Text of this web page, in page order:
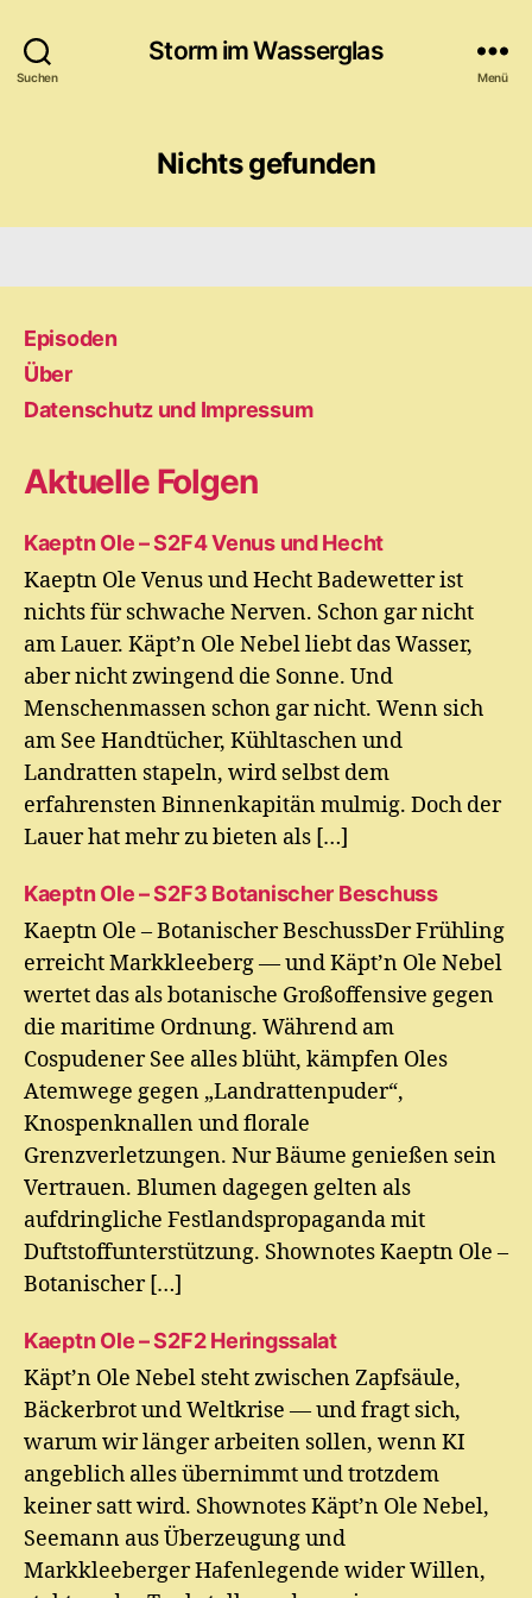
Suchen
Storm im Wasserglas
Menü
Nichts gefunden
Episoden
Über
Datenschutz und Impressum
Aktuelle Folgen
Kaeptn Ole – S2F4 Venus und Hecht
Kaeptn Ole Venus und Hecht Badewetter ist
nichts für schwache Nerven. Schon gar nicht
am Lauer. Käpt’n Ole Nebel liebt das Wasser,
aber nicht zwingend die Sonne. Und
Menschenmassen schon gar nicht. Wenn sich
am See Handtücher, Kühltaschen und
Landratten stapeln, wird selbst dem
erfahrensten Binnenkapitän mulmig. Doch der
Lauer hat mehr zu bieten als […]
Kaeptn Ole – S2F3 Botanischer Beschuss
Kaeptn Ole – Botanischer BeschussDer Frühling
erreicht Markkleeberg — und Käpt’n Ole Nebel
wertet das als botanische Großoffensive gegen
die maritime Ordnung. Während am
Cospudener See alles blüht, kämpfen Oles
Atemwege gegen „Landrattenpuder“,
Knospenknallen und florale
Grenzverletzungen. Nur Bäume genießen sein
Vertrauen. Blumen dagegen gelten als
aufdringliche Festlandspropaganda mit
Duftstoffunterstützung. Shownotes Kaeptn Ole –
Botanischer […]
Kaeptn Ole – S2F2 Heringssalat
Käpt’n Ole Nebel steht zwischen Zapfsäule,
Bäckerbrot und Weltkrise — und fragt sich,
warum wir länger arbeiten sollen, wenn KI
angeblich alles übernimmt und trotzdem
keiner satt wird. Shownotes Käpt’n Ole Nebel,
Seemann aus Überzeugung und
Markkleeberger Hafenlegende wider Willen,